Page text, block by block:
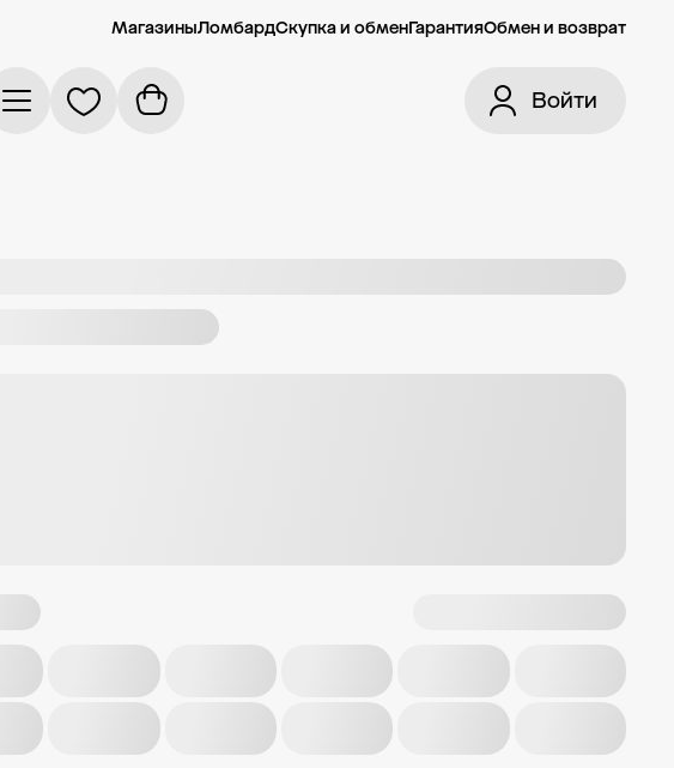
МагазиныЛомбардСкупка и обменГарантияОбмен и возврат
Войти